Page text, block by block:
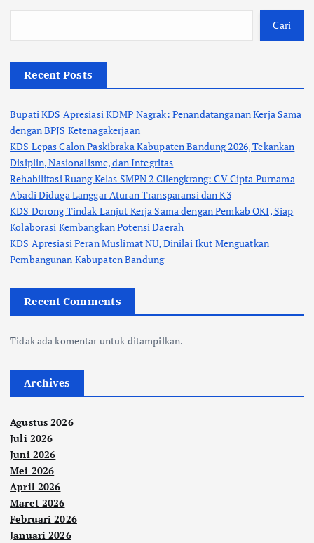
Cari
Recent Posts
Bupati KDS Apresiasi KDMP Nagrak: Penandatanganan Kerja Sama
dengan BPJS Ketenagakerjaan
KDS Lepas Calon Paskibraka Kabupaten Bandung 2026, Tekankan
Disiplin, Nasionalisme, dan Integritas
Rehabilitasi Ruang Kelas SMPN 2 Cilengkrang: CV Cipta Purnama
Abadi Diduga Langgar Aturan Transparansi dan K3
KDS Dorong Tindak Lanjut Kerja Sama dengan Pemkab OKI, Siap
Kolaborasi Kembangkan Potensi Daerah
KDS Apresiasi Peran Muslimat NU, Dinilai Ikut Menguatkan
Pembangunan Kabupaten Bandung
Recent Comments
Tidak ada komentar untuk ditampilkan.
Archives
Agustus 2026
Juli 2026
Juni 2026
Mei 2026
April 2026
Maret 2026
Februari 2026
Januari 2026